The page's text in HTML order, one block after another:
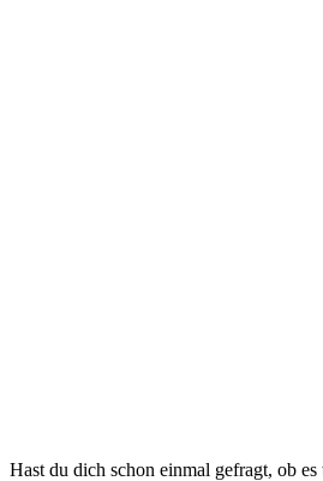
Hast du dich schon einmal gefragt, ob